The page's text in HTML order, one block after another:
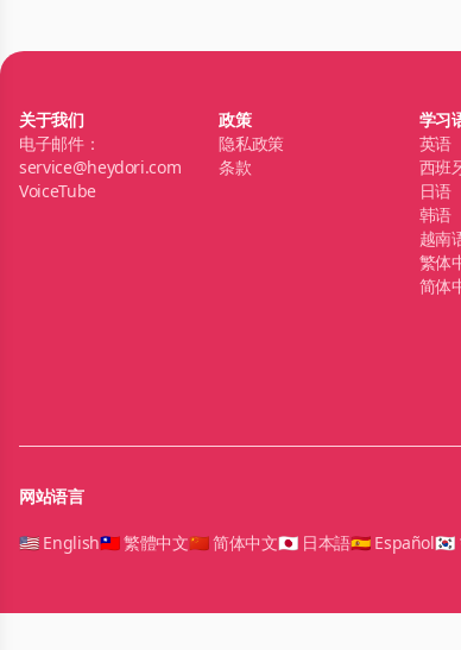
关于我们
电子邮件：
service@heydori.com
VoiceTube
政策
隐私政策
条款
学习
英语
西班
日语
韩语
越南
繁体
简体
网站语言
🇺🇸 English🇹🇼 繁體中文🇨🇳 简体中文🇯🇵 日本語🇪🇸 Español🇰🇷